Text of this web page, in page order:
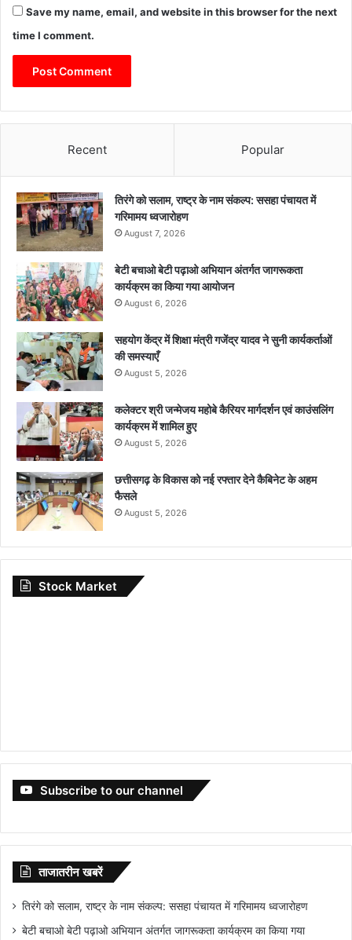
Save my name, email, and website in this browser for the next
time I comment.
Recent Popular
तिरंगे को सलाम, राष्ट्र के नाम संकल्प: ससहा पंचायत में
गरिमामय ध्वजारोहण
August 7, 2026
बेटी बचाओ बेटी पढ़ाओ अभियान अंतर्गत जागरूकता
कार्यक्रम का किया गया आयोजन
August 6, 2026
सहयोग केंद्र में शिक्षा मंत्री गजेंद्र यादव ने सुनी कार्यकर्ताओं
की समस्याएँ
August 5, 2026
कलेक्टर श्री जन्मेजय महोबे कैरियर मार्गदर्शन एवं काउंसलिंग
कार्यक्रम में शामिल हुए
August 5, 2026
छत्तीसगढ़ के विकास को नई रफ्तार देने कैबिनेट के अहम
फैसले
August 5, 2026
Stock Market
Subscribe to our channel
ताजातरीन खबरें
तिरंगे को सलाम, राष्ट्र के नाम संकल्प: ससहा पंचायत में गरिमामय ध्वजारोहण
बेटी बचाओ बेटी पढ़ाओ अभियान अंतर्गत जागरूकता कार्यक्रम का किया गया